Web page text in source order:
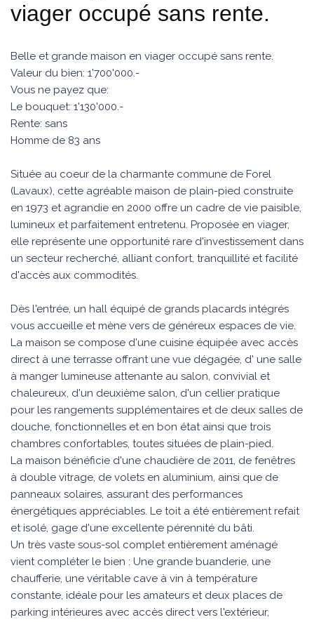
viager occupé sans rente.
Belle et grande maison en viager occupé sans rente.
Valeur du bien: 1'700'000.-
Vous ne payez que:
Le bouquet: 1'130'000.-
Rente: sans
Homme de 83 ans
Située au coeur de la charmante commune de Forel
(Lavaux), cette agréable maison de plain-pied construite
en 1973 et agrandie en 2000 offre un cadre de vie paisible,
lumineux et parfaitement entretenu. Proposée en viager,
elle représente une opportunité rare d'investissement dans
un secteur recherché, alliant confort, tranquillité et facilité
d'accès aux commodités.
Dès l'entrée, un hall équipé de grands placards intégrés
vous accueille et mène vers de généreux espaces de vie.
La maison se compose d'une cuisine équipée avec accès
direct à une terrasse offrant une vue dégagée, d' une salle
à manger lumineuse attenante au salon, convivial et
chaleureux, d'un deuxième salon, d'un cellier pratique
pour les rangements supplémentaires et de deux salles de
douche, fonctionnelles et en bon état ainsi que trois
chambres confortables, toutes situées de plain-pied.
La maison bénéficie d'une chaudière de 2011, de fenêtres
à double vitrage, de volets en aluminium, ainsi que de
panneaux solaires, assurant des performances
énergétiques appréciables. Le toit a été entièrement refait
et isolé, gage d'une excellente pérennité du bâti.
Un très vaste sous-sol complet entièrement aménagé
vient compléter le bien : Une grande buanderie, une
chaufferie, une véritable cave à vin à température
constante, idéale pour les amateurs et deux places de
parking intérieures avec accès direct vers l'extérieur,